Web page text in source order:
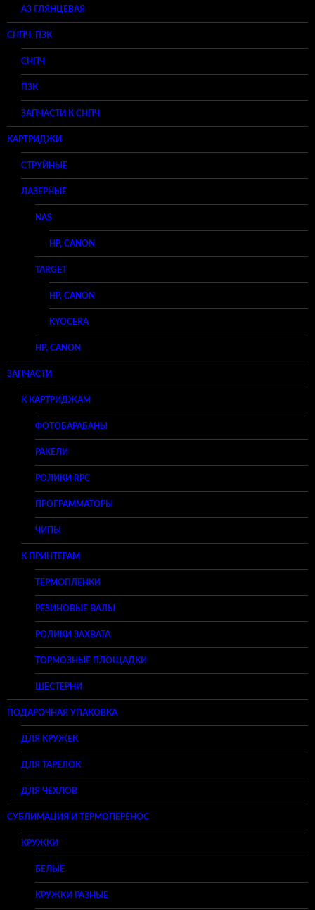
A3 ГЛЯНЦЕВАЯ
СНПЧ, ПЗК
СНПЧ
ПЗК
ЗАПЧАСТИ К СНПЧ
КАРТРИДЖИ
СТРУЙНЫЕ
ЛАЗЕРНЫЕ
NAS
HP, CANON
TARGET
HP, CANON
KYOCERA
HP, CANON
ЗАПЧАСТИ
К КАРТРИДЖАМ
ФОТОБАРАБАНЫ
РАКЕЛИ
РОЛИКИ RPC
ПРОГРАММАТОРЫ
ЧИПЫ
К ПРИНТЕРАМ
ТЕРМОПЛЕНКИ
РЕЗИНОВЫЕ ВАЛЫ
РОЛИКИ ЗАХВАТА
ТОРМОЗНЫЕ ПЛОЩАДКИ
ШЕСТЕРНИ
ПОДАРОЧНАЯ УПАКОВКА
ДЛЯ КРУЖЕК
ДЛЯ ТАРЕЛОК
ДЛЯ ЧЕХЛОВ
СУБЛИМАЦИЯ И ТЕРМОПЕРЕНОС
КРУЖКИ
БЕЛЫЕ
КРУЖКИ РАЗНЫЕ